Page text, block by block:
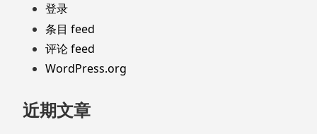
登录
条目 feed
评论 feed
WordPress.org
近期文章